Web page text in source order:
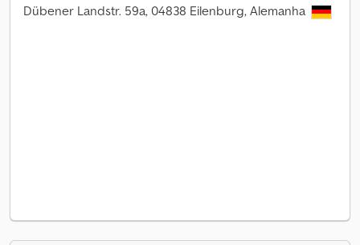
Dübener Landstr. 59a, 04838 Eilenburg, Alemanha